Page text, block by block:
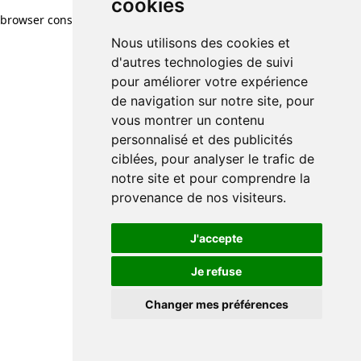
cookies
Nous utilisons des cookies et
d'autres technologies de suivi
pour améliorer votre expérience
de navigation sur notre site, pour
vous montrer un contenu
personnalisé et des publicités
ciblées, pour analyser le trafic de
notre site et pour comprendre la
provenance de nos visiteurs.
J'accepte
Je refuse
Changer mes préférences
browser console for more information)